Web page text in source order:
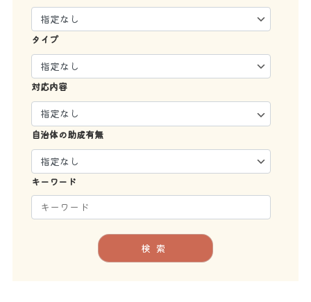
タイプ
対応内容
自治体の助成有無
キーワード
検索